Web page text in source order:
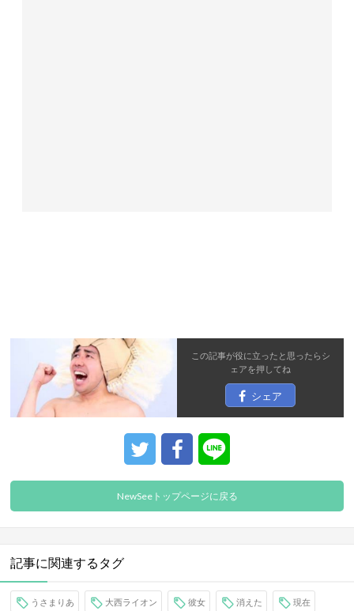
この記事が役に立ったと思ったらシ
ェアを押してね
シェア
NewSeeトップページに戻る
記事に関連するタグ
うさまりあ 大西ライオン 彼女 消えた 現在